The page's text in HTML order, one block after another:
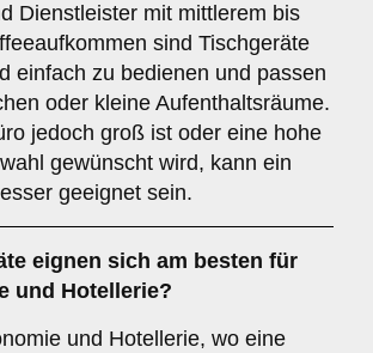
Dienstleister mit mittlerem bis
sind Tischgeräte
einfach zu bedienen und passen
oder kleine Aufenthaltsräume.
jedoch groß ist oder eine hohe
gewünscht wird, kann ein
geeignet sein.
eignen sich am besten für
und Hotellerie?
und Hotellerie, wo eine